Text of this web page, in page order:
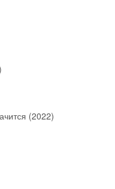
(2022)